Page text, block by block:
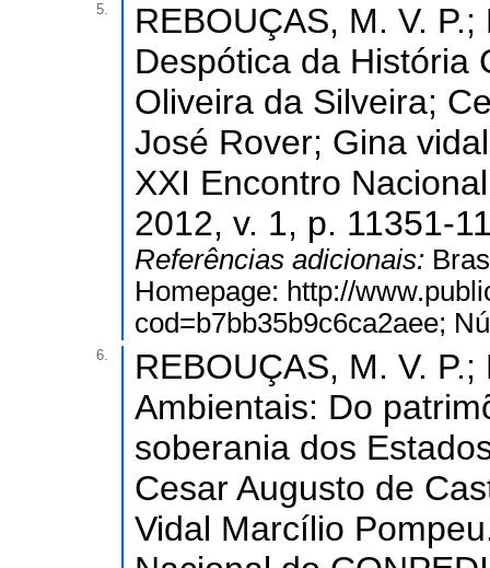
5.
REBOUÇAS, M. V.
Despótica da História
Oliveira da Silveira;
José Rover; Gina
XXI Encontro
2012, v. 1, p. 11351-
Referências adicionais:
Homepage: http://
cod=b7bb35b9c6ca2aee;
6.
REBOUÇAS, M. V.
Ambientais: Do
soberania dos
Cesar Augusto de
Vidal Marcílio